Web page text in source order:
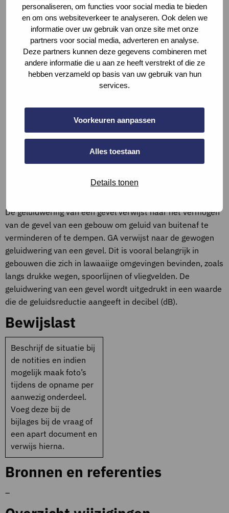
personaliseren, om functies voor social media te bieden
en om ons websiteverkeer te analyseren. Ook delen we
informatie over uw gebruik van onze site met onze
partners voor social media, adverteren en analyse.
Deze partners kunnen deze gegevens combineren met
andere informatie die u aan ze heeft verstrekt of die ze
hebben verzameld op basis van uw gebruik van hun
services.
Voorkeuren aanpassen
Alles toestaan
Details tonen
Afbeelding 2. Akoestisch glas
Afbeelding 3. Balans
ventilatie
De geluidwering van een gevel verwijst naar het vermogen
van de gevel van een gebouw om geluid van buitenaf te
verminderen of te dempen. GA verwijst naar de gewogen
geluidwering van een gevel. Dit is vooral belangrijk in
gebouwen die zich in lawaaiige omgevingen bevinden, zoals
langs drukke wegen, spoorlijnen of vliegvelden. De
geluidwering van een gevel wordt uitgedrukt in een waarde
die de geluidsreductie aangeeft in decibel (dB).
Bewijslast
Beschrijf de situatie bij
de notities en indien
mogelijk maak foto’s
tijdens de opname per
aanwezig onderdeel.
Voeg deze bij de
bijlages bij de vraag of
een apart document en
verwijs hierna.
Bronnen en referenties
–